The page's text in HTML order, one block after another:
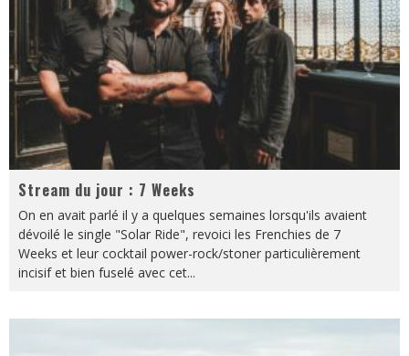
Stream du jour : 7 Weeks
On en avait parlé il y a quelques semaines lorsqu'ils avaient
dévoilé le single "Solar Ride", revoici les Frenchies de 7
Weeks et leur cocktail power-rock/stoner particulièrement
incisif et bien fuselé avec cet...